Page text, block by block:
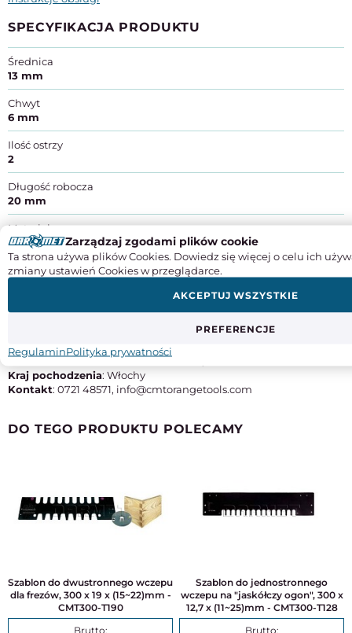
SPECYFIKACJA PRODUKTU
Średnica
13 mm
Chwyt
6 mm
Ilość ostrzy
2
Długość robocza
20 mm
Materiał
ostrza z węglika
Długość całkowita
57 mm
Obroty
Producent:C.M.T. Utensili S.p.A.
Adres:Via della Meccanica s.n. Pesaro, 61122 PU
Kraj pochodzenia: Włochy
Kontakt: 0721 48571, info@cmtorangetools.com
DO TEGO PRODUKTU POLECAMY
Szablon do dwustronnego wczepu
dla frezów, 300 x 19 x (15~22)mm -
CMT300-T190
Szablon do jednostronnego
wczepu na "jaskółczy ogon", 300 x
12,7 x (11~25)mm - CMT300-T128
Zarządzaj zgodami plików cookie
Ta strona używa plików Cookies. Dowiedz się więcej o celu ich
zmiany ustawień Cookies w przeglądarce.
PREFERENCJE
AKCEPTUJ WSZYSTKIE
RegulaminPolityka prywatności